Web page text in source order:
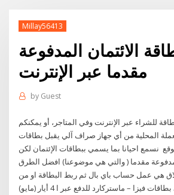
Millay56413
الائتمان المدفوعة
مقدما عبر الإنترنت
by Guest
للشراء عبر الإنترنت وفي المتاجر، أو يمكنكم
المحلية من أي جهاز صراف آلي يقبل بطاقات
نسمع احيانا بما يسمي ببطاقات الإئتمان لكن
مقدما ( والتي هي موضوعنا) افضل الطرق
هي عمل حساب باي بال ثم ربط البطاقة او من
اين يمكن الحصول علي بطاقات فيزا – ماستركارد للدفع عبر ا 4 أيار (مايو)